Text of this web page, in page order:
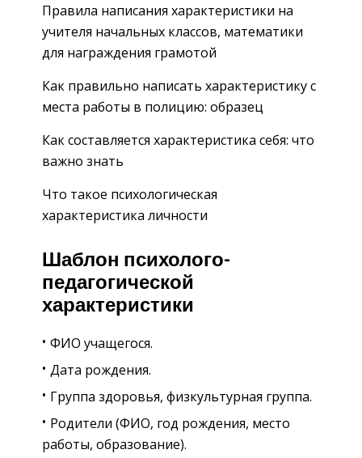
Правила написания характеристики на
учителя начальных классов, математики
для награждения грамотой
Как правильно написать характеристику с
места работы в полицию: образец
Как составляется характеристика себя: что
важно знать
Что такое психологическая
характеристика личности
Шаблон психолого-
педагогической
характеристики
ФИО учащегося.
Дата рождения.
Группа здоровья, физкультурная группа.
Родители (ФИО, год рождения, место
работы, образование).